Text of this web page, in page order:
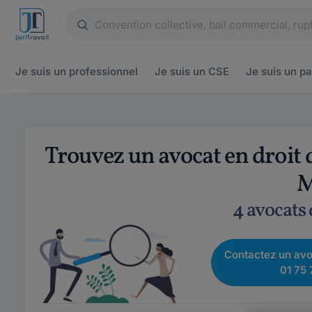
Je suis un professionnel Je suis un CSE Je suis un
Trouvez un avocat en droit
4
Contactez un
01 75